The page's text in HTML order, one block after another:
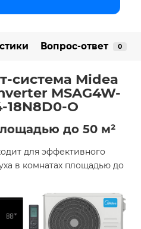
Вопрос-ответ 0
система Midea
MSAG4W-
18N8D0-O
до 50 м²
для эффективного
в комнатах площадью до